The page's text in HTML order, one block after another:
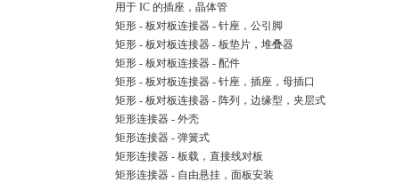
用于 IC 的插座，晶体管
矩形 - 板对板连接器 - 针座，公引脚
矩形 - 板对板连接器 - 板垫片，堆叠器
矩形 - 板对板连接器 - 配件
矩形 - 板对板连接器 - 针座，插座，母插口
矩形 - 板对板连接器 - 阵列，边缘型，夹层式
矩形连接器 - 外壳
矩形连接器 - 弹簧式
矩形连接器 - 板载，直接线对板
矩形连接器 - 自由悬挂，面板安装